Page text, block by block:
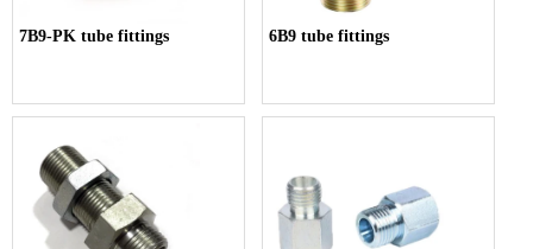
7B9-PK tube fittings 6B9 tube fittings